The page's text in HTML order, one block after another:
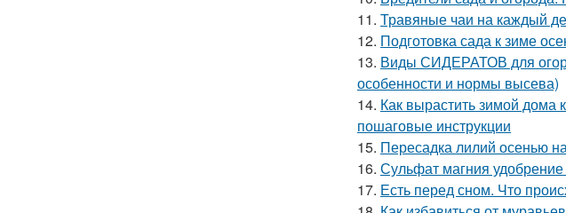
11. Травяные чаи на каждый
12. Подготовка сада к зиме
13. Виды СИДЕРАТОВ для
особенности и нормы высева)
14. Как вырастить зимой дома
пошаговые инструкции
15. Пересадка лилий осенью
16. Сульфат магния
17. Есть перед сном. Что